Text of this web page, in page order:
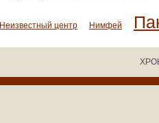
Неизвестный центр Нимфей